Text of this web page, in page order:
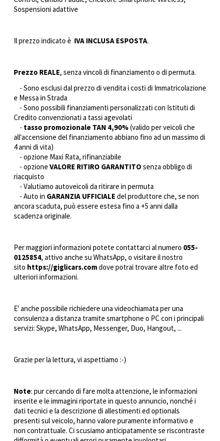
Sospensioni adattive
Il prezzo indicato è IVA INCLUSA ESPOSTA.
Prezzo REALE, senza vincoli di finanziamento o di permuta.
- Sono esclusi dal prezzo di vendita i costi di Immatricolazione
e Messa in Strada
- Sono possibili finanziamenti personalizzati con Istituti di
Credito convenzionati a tassi agevolati
- tasso promozionale TAN 4,90% (valido per veicoli che
all'accensione del finanziamento abbiano fino ad un massimo di
4 anni di vita)
- opzione Maxi Rata, rifinanziabile
- opzione VALORE RITIRO GARANTITO senza obbligo di
riacquisto
- Valutiamo autoveicoli da ritirare in permuta
- Auto in GARANZIA UFFICIALE del produttore che, se non
ancora scaduta, può essere estesa fino a +5 anni dalla
scadenza originale.
Per maggiori informazioni potete contattarci al numero 055-
0125854, attivo anche su WhatsApp, o visitare il nostro
sito https://giglicars.comdove potrai trovare altre foto ed
ulteriori informazioni.
E' anche possibile richiedere una videochiamata per una
consulenza a distanza tramite smartphone o PC con i principali
servizi: Skype, WhatsApp, Messenger, Duo, Hangout, ...
Grazie per la lettura, vi aspettiamo :-)
Note: pur cercando di fare molta attenzione, le informazioni
inserite e le immagini riportate in questo annuncio, nonché i
dati tecnici e la descrizione di allestimenti ed optionals
presenti sul veicolo, hanno valore puramente informativo e
non contrattuale. Ci scusiamo anticipatamente se riscontraste